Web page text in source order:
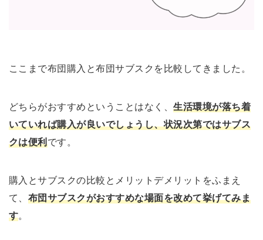
ここまで布団購入と布団サブスクを比較してきました。
どちらがおすすめということはなく、生活環境が落ち着
いていれば購入が良いでしょうし、状況次第ではサブス
クは便利です。
購入とサブスクの比較とメリットデメリットをふまえ
て、 布団サブスクがおすすめな場面を改めて挙げてみま
す。